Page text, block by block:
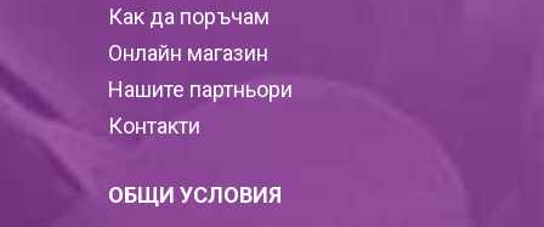
Как да поръчам
Онлайн магазин
Нашите партньори
Контакти
ОБЩИ УСЛОВИЯ